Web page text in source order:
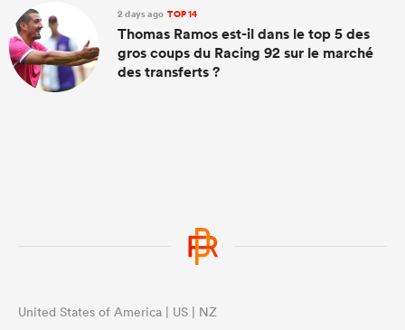
2 days ago TOP 14
Thomas Ramos est-il dans le top 5 des
gros coups du Racing 92 sur le marché
des transferts ?
United States of America | US | NZ